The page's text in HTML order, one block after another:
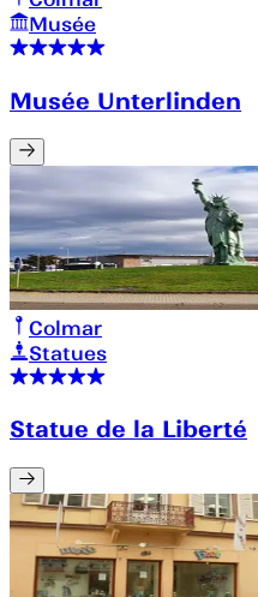
Musée
Musée Unterlinden
Colmar
Statues
Statue de la Liberté